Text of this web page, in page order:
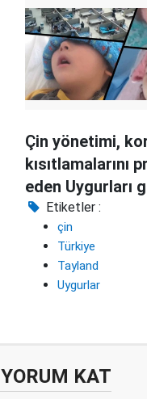
reddetti
Çin yönetimi,
kısıtlamalarını
eden Uygurları
aldıEtiketler :
çin
Türkiye
Tayland
Uygurlar
YORUM KAT